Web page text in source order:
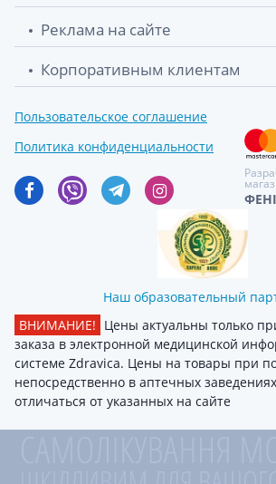
Реклама на сайте
Корпоративным клиентам
Пользовательское соглашение
Политика конфиденциальности
Наш образовательный
ВНИМАНИЕ! Цены актуальны только
заказа в электронной медицинской
системе Zdravica. Цены на товары при
непосредственно в аптечных
отличаться от указанных на сайте